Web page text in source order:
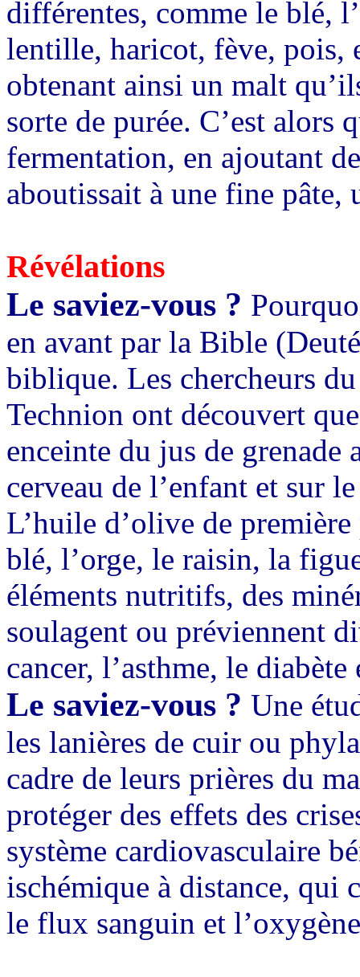
différentes, comme le blé,
lentille, haricot, fève, pois,
obtenant ainsi un malt
sorte de purée. C’est alors
fermentation, en ajoutant
aboutissait à une fine pâte,
Révélations
Le saviez-vous ?
en avant par la Bible
biblique. Les chercheurs
Technion ont découvert
enceinte du jus de grenade
cerveau de l’enfant et sur
L’huile d’olive de
blé, l’orge, le raisin, la
éléments nutritifs, des
soulagent ou préviennent
cancer, l’asthme, le
Le saviez-vous ? Une
les lanières de cuir ou
cadre de leurs prières du
protéger des effets des
système cardiovasculaire
ischémique à distance, qui
le flux sanguin et